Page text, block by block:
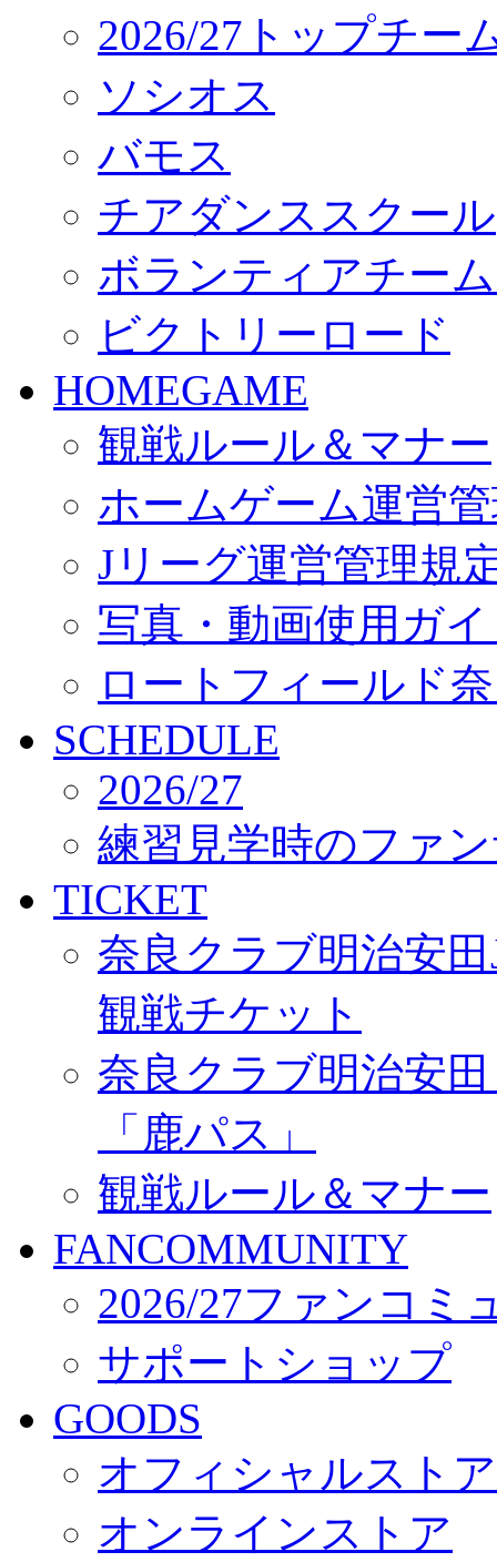
2026/27トップチー
ソシオス
バモス
チアダンススクール
ボランティアチー
ビクトリーロード
HOMEGAME
観戦ルール＆マナー
ホームゲーム運営
Jリーグ運営管理規
写真・動画使用ガ
ロートフィールド
SCHEDULE
2026/27
練習見学時のファ
TICKET
奈良クラブ明治安
観戦チケット
奈良クラブ明治安
「鹿パス」
観戦ルール＆マナー
FANCOMMUNITY
2026/27ファンコミ
サポートショップ
GOODS
オフィシャルスト
オンラインストア